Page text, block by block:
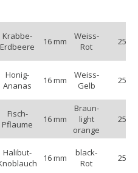
Krabbe-
Erdbeere
16 mm
Weiss-
Rot
250 g
Honig-
Ananas
16 mm
Weiss-
Gelb
250 g
Fisch-
Pflaume
16 mm
Braun-
light
orange
250 g
Halibut-
16 mm
black-
Rot
250 g